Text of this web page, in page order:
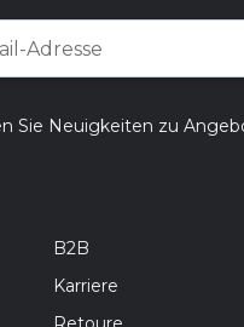
Sie Neuigkeiten zu
B2B
Karriere